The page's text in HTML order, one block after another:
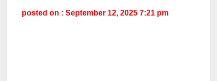
posted on : September 12, 2025 7:21 pm